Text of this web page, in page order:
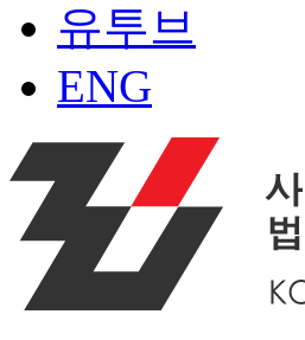
유투브
ENG